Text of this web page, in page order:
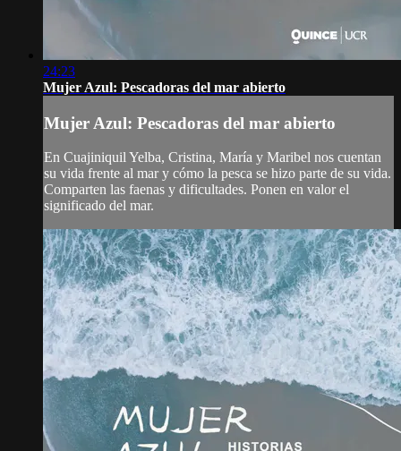
24:23
Mujer Azul: Pescadoras del mar abierto
Mujer Azul: Pescadoras del mar abierto
En Cuajiniquil Yelba, Cristina, María y Maribel nos cuentan
su vida frente al mar y cómo la pesca se hizo parte de su vida.
Comparten las faenas y dificultades. Ponen en valor el
significado del mar.